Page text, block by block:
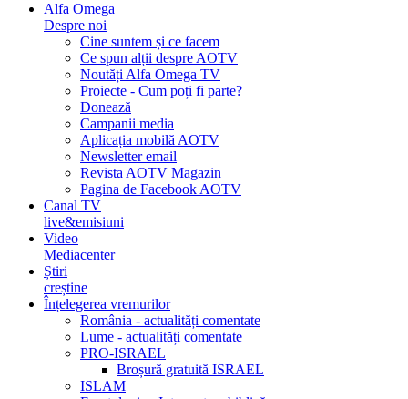
Alfa Omega
Despre noi
Cine suntem și ce facem
Ce spun alții despre AOTV
Noutăți Alfa Omega TV
Proiecte - Cum poți fi parte?
Donează
Campanii media
Aplicația mobilă AOTV
Newsletter email
Revista AOTV Magazin
Pagina de Facebook AOTV
Canal TV
live&emisiuni
Video
Mediacenter
Știri
creștine
Înțelegerea vremurilor
România - actualități comentate
Lume - actualități comentate
PRO-ISRAEL
Broșură gratuită ISRAEL
ISLAM